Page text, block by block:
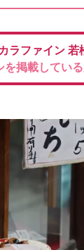
ラファイン 若
を掲載してい